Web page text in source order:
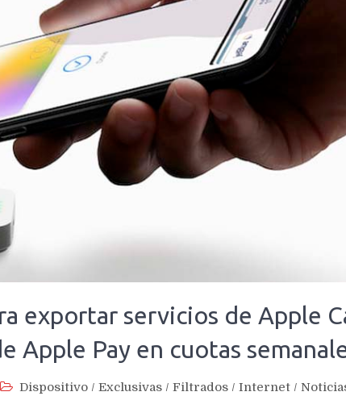
exportar servicios de Apple
Apple Pay en cuotas
Dispositivo / Exclusivas / Filtrados / Internet /